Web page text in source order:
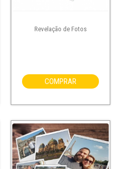
Revelação de Fotos
COMPRAR